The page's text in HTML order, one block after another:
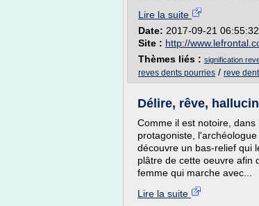
Lire la suite
Date: 2017-09-21 06:55:32
Site : http://
Thèmes liés : signification
reves dents pourries / reve
Délire, rêve,
Comme il est notoire,
protagoniste,
découvre un bas-relief qui
plâtre de cette oeuvre
femme qui marche avec...
Lire la suite